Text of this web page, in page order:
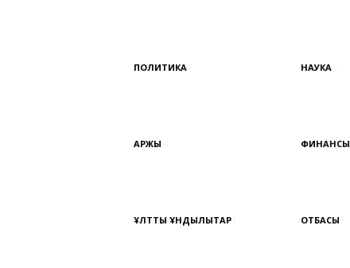
ПОЛИТИКА НАУКА
ҚАРЖЫ ФИНАНСЫ
ҰЛТТЫҚ ҚҰНДЫЛЫҚТАР ОТБАСЫ